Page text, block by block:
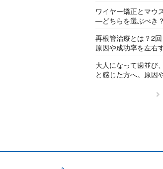
ワイヤー矯正とマウ
―どちらを選ぶべき？
再根管治療とは？2
原因や成功率を左右
大人になって歯並び
と感じた方へ。原因